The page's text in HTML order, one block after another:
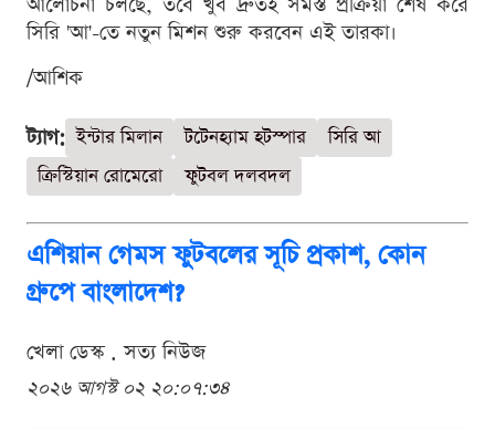
সিরি 'আ'-তে নতুন মিশন শুরু করবেন এই তারকা।
/আশিক
ট্যাগ: ইন্টার মিলান টটেনহ্যাম হটস্পার
সিরি আ
ক্রিস্টিয়ান রোমেরো
ফুটবল দলবদল
এশিয়ান গেমস ফুটবলের সূচি প্রকাশ, কোন
গ্রুপে বাংলাদেশ?
খেলা ডেস্ক . সত্য নিউজ
২০২৬ আগস্ট ০২ ২০:০৭:৩৪